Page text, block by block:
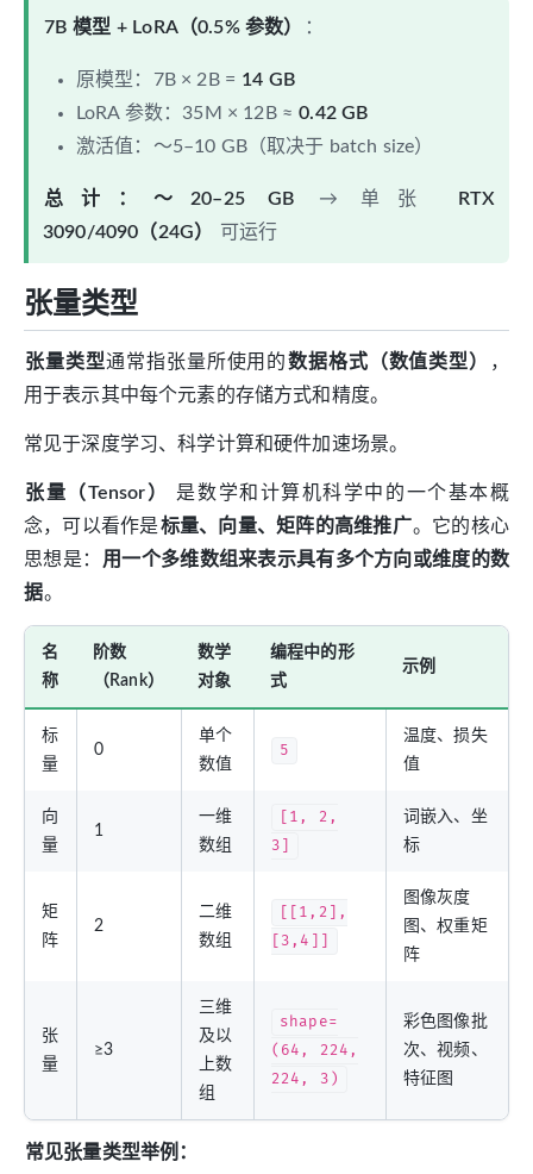
7B 模型 + LoRA（0.5% 参数） ：
原模型：7B × 2B = 14 GB
LoRA 参数：35M × 12B ≈ 0.42 GB
激活值：～5–10 GB（取决于 batch size）
总计：～20–25 GB → 单张
RTX
3090/4090（24G）
可运行
张量类型
张量类型通常指张量所使用的 数据格式（数值类型）
，
用于表示其中每个元素的存储方式和精度。
常见于深度学习、科学计算和硬件加速场景。
张量（Tensor）
是数学和计算机科学中的一个基本概
念，可以看作是标量、向量、矩阵的高维推广。它的核心
思想是：
用一个多维数组来表示具有多个方向或维度的数
据。
名
称
阶数
（Rank）
数学
对象
编程中的形
式
示例
标
量
0
单个
数值
5
温度、损失
值
向
量
1
一维
数组
[1, 2,
3]
词嵌入、坐
标
矩
阵
2
二维
数组
[[1,2],
[3,4]]
图像灰度
图、权重矩
阵
张
量
≥3
三维
及以
上数
组
shape=
(64, 224,
224, 3)
彩色图像批
次、视频、
特征图
常见张量类型举例：